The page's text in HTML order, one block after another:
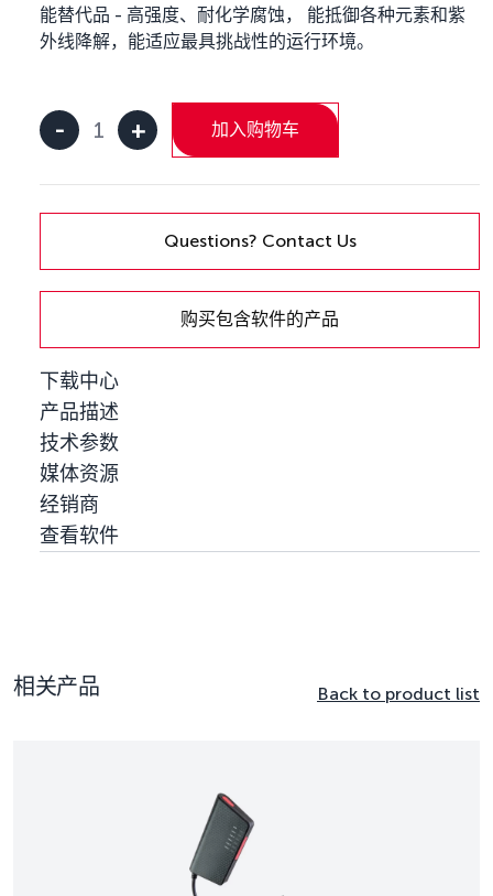
能替代品 - 高强度、耐化学腐蚀， 能抵御各种元素和紫
外线降解，能适应最具挑战性的运行环境。
-
Kvaser
Channel
数
量
+ 加入购物车
Questions? Contact Us
购买包含软件的产品
下载中心
产品描述
技术参数
媒体资源
经销商
查看软件
相关产品 Back to product list